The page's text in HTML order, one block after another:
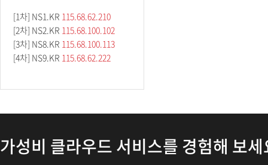
[1차] NS1.KR 115.68.62.210
[2차] NS2.KR 115.68.100.102
[3차] NS8.KR 115.68.100.113
[4차] NS9.KR 115.68.62.222
가성비 클라우드 서비스를 경험해 보